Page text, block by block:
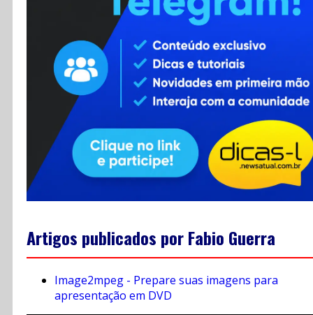
Contato
RSS
Artigos publicados por Fabio Guerra
Image2mpeg - Prepare suas imagens para
apresentação em DVD